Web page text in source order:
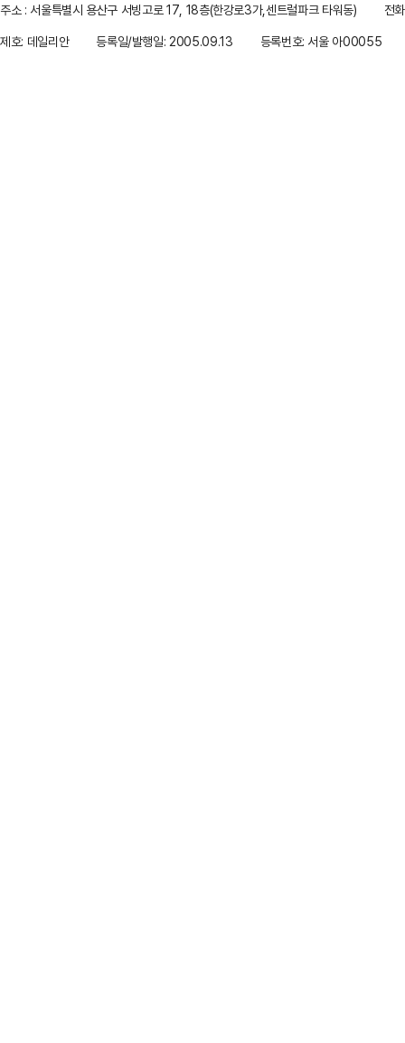
주소 : 서울특별시 용산구 서빙고로 17, 18층(한강로3가,센트럴파크 타워동)
전
제호: 데일리안
등록일/발행일: 2005.09.13 등록번호: 서울 아00055